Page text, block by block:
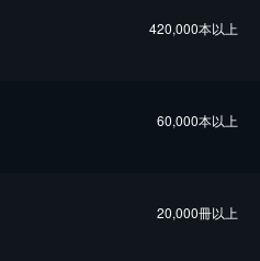
420,000本以上
60,000本以上
20,000冊以上